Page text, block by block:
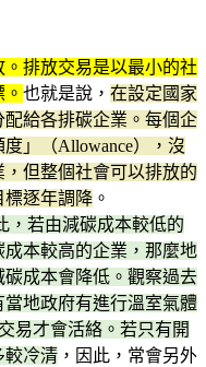
排放交易是以最小的社
也就是說， 在設定國家
給各排碳企業。每個企
」（Allowance），沒
但整個社會可以排放的
標逐年調降 。
，若由減碳成本較低的
本較高的企業，那麼地
成本會降低。觀察過去
地政府有進行溫室氣體
易才會活絡。若只有開
較冷清 ，因此，常會另外